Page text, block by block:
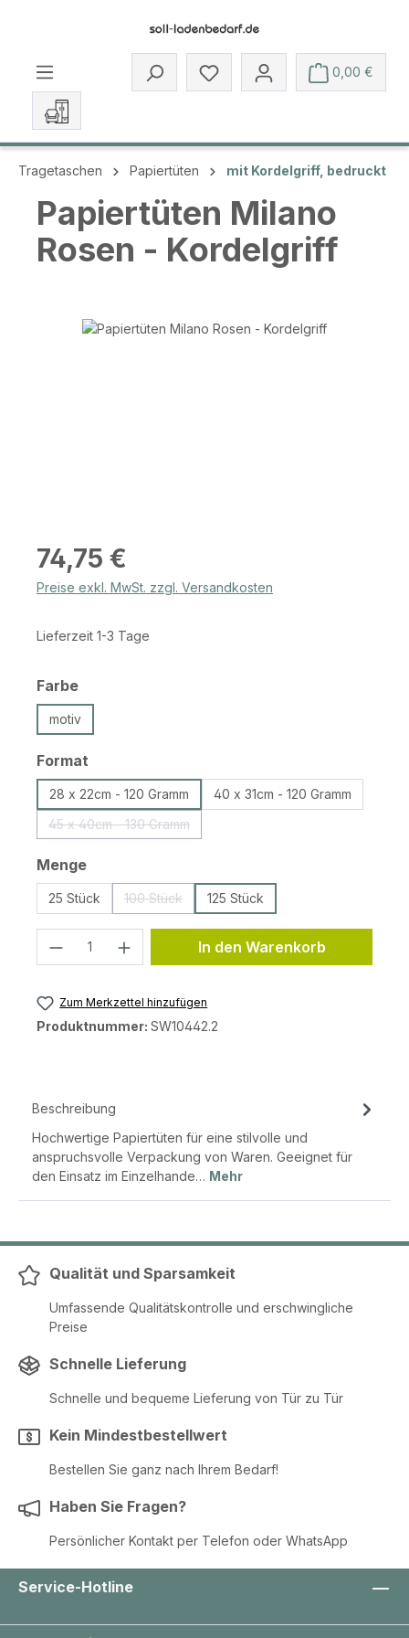
Du hast 0 Produkte auf dem
0,00 €
Tragetaschen Papiertüten mit Kordelgriff, bedruckt
Papiertüten Milano
Rosen - Kordelgriff
Bildergalerie überspringen
Regulärer Preis:
74,75 €
Preise exkl. MwSt. zzgl. Versandkosten
Lieferzeit 1-3 Tage
Farbeauswählen
motiv
Format
28 x 22cm - 120 Gramm
40 x 31cm - 120 Gramm
45 x 40cm - 130 Gramm
Mengeauswählen
25 Stück 100 Stück 125 Stück
Produkt Anzahl: Gib den
In den Warenkorb
Zum Merkzettel hinzufügen
Produktnummer: SW10442.2
Beschreibung
Hochwertige Papiertüten für eine stilvolle und
anspruchsvolle Verpackung von Waren. Geeignet für
den Einsatz im Einzelhande… Mehr
Qualität und Sparsamkeit
Umfassende Qualitätskontrolle und erschwingliche
Preise
Schnelle Lieferung
Schnelle und bequeme Lieferung von Tür zu Tür
Kein Mindestbestellwert
Bestellen Sie ganz nach Ihrem Bedarf!
Haben Sie Fragen?
Persönlicher Kontakt per Telefon oder WhatsApp
Service-Hotline